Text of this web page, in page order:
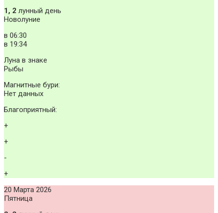
1, 2 лунный день
Новолуние
в 06:30
в 19:34
Луна в знаке
Рыбы
Магнитные бури:
Нет данных
Благоприятный:
+
+
-
+
20 Марта 2026
Пятница